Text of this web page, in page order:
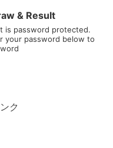
& Result
is password protected.
your password below to
ク